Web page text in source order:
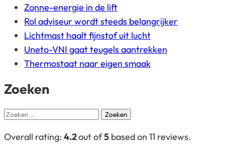
Zonne-energie in de lift
Rol adviseur wordt steeds belangrijker
Lichtmast haalt fijnstof uit lucht
Uneto-VNI gaat teugels aantrekken
Thermostaat naar eigen smaak
Zoeken
Zoeken
4,2
Overall rating: 4.2out of5 based on 11 reviews.